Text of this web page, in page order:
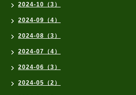
2024-10（3）
2024-09（4）
2024-08（3）
2024-07（4）
2024-06（3）
2024-05（2）